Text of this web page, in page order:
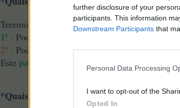
further disclosure of your
participants. This information
Downstream Participants that
Personal Data Processing
I want to opt-out of the
Opted In
Teremos opções de compra.
1ª - Podem comprar estábulo a estábulo, cada
2ª - Podem comprar um pacote de estábulos
Este pacote garantir-vos-á umHabitat de
*Quais os novos estábulos?